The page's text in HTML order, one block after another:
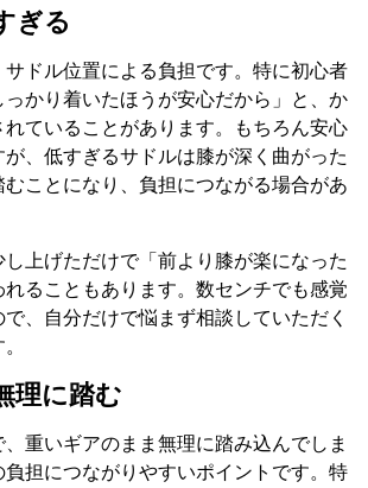
ぎる
ドル位置による負担です。特に初心者
かり着いたほうが安心だから」と、か
れていることがあります。もちろん安心
、低すぎるサドルは膝が深く曲がった
ことになり、負担につながる場合があ
上げただけで「前より膝が楽になった
ることもあります。数センチでも感覚
、自分だけで悩まず相談していただく
理に踏む
重いギアのまま無理に踏み込んでしま
負担につながりやすいポイントです。特